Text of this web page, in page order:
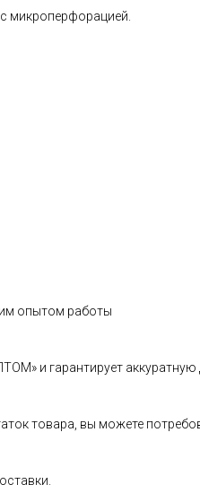
микроперфорацией.
опытом работы
и гарантирует аккуратную
товара, вы можете